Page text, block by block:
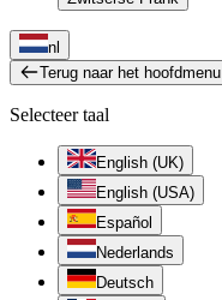
nl
Terug naar het hoofdmenu
Selecteer taal
English (UK)
English (USA)
Español
Nederlands
Deutsch